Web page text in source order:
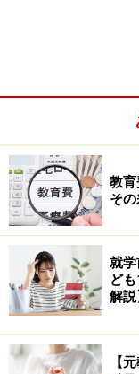
＜目次＞
子どもが言う
子どもだけを
しつけの際、
教
そ
就
ど
解説
【